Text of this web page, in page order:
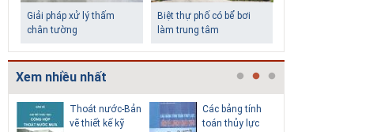
Giải pháp xử lý thấm
chân tường
Biệt thự phố có bể bơi
làm trung tâm
Xem nhiều nhất
Thoát nước-Bản
vẽ thiết kế kỹ
Các bảng tính
toán thủy lực